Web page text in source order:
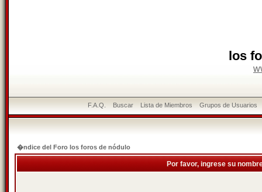
los
F.A.Q. Buscar Lista de Miembros Grupos de Usuarios
�ndice del Foro los foros de nódulo
Por favor, ingrese su